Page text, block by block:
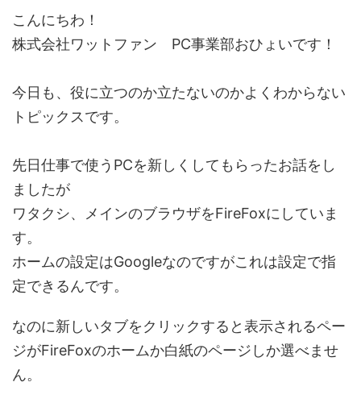
こんにちわ！
株式会社ワットファン PC事業部おひょいです！
今日も、役に立つのか立たないのかよくわからない
トピックスです。
先日仕事で使うPCを新しくしてもらったお話をし
ましたが
ワタクシ、メインのブラウザをFireFoxにしていま
す。
ホームの設定はGoogleなのですがこれは設定で指
定できるんです。
なのに新しいタブをクリックすると表示されるペー
ジがFireFoxのホームか白紙のページしか選べませ
ん。